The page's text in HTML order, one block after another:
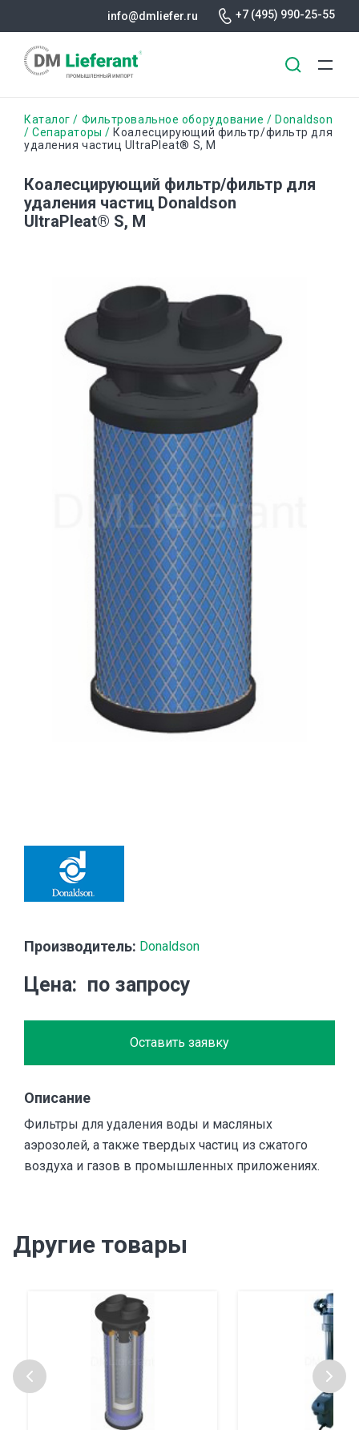
основному
info@dmliefer.ru +7 (495) 990-25-55
Строка
навигации
Каталог Фильтровальное оборудование
Donaldson
Сепараторы
Коалесцирующий фильтр/фильтр для
удаления частиц UltraPleat® S, M
Коалесцирующий фильтр/фильтр для
удаления частиц Donaldson
UltraPleat® S, M
Производитель: Donaldson
Цена по запросу
Оставить заявку
Описание
Фильтры для удаления воды и масляных
аэрозолей, а также твердых частиц из сжатого
воздуха и газов в промышленных приложениях.
Другие товары